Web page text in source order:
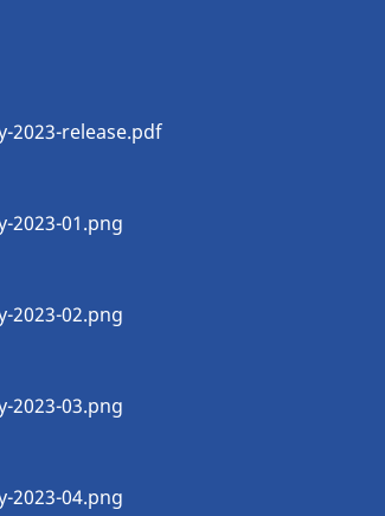
2023-release.pdf
2023-01.png
2023-02.png
2023-03.png
2023-04.png